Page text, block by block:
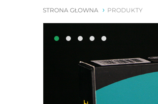
STRONA GŁOWNA PRODUKTY